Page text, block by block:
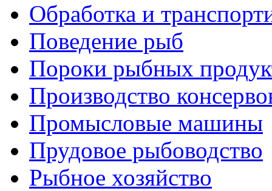
Обработка и
Поведение рыб
Пороки рыбных
Производство
Промысловые машины
Прудовое рыбоводство
Рыбное хозяйство